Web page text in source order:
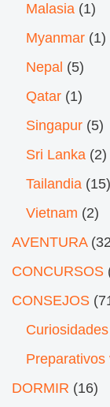
Malasia (1)
Myanmar (1)
Nepal (5)
Qatar (1)
Singapur (5)
Sri Lanka (2)
Tailandia (15)
Vietnam (2)
AVENTURA
CONCURSOS
CONSEJOS
Curiosidades
Preparativos
DORMIR (16)